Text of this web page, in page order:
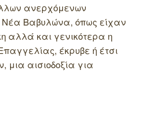
ανερχόμενων
Βαβυλώνα, όπως είχαν
αλλά και γενικότερα η
έκρυβε ή έτσι
μια αισιοδοξία για